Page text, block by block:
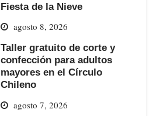
Fiesta de la Nieve
agosto 8, 2026
Taller gratuito de corte y
confección para adultos
mayores en el Círculo
Chileno
agosto 7, 2026